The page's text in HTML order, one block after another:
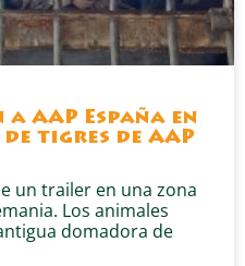
AAP España en
tigres de AAP
un trailer en una zona
Los animales
domadora de